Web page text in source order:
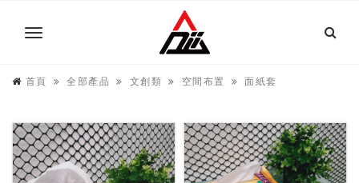
首頁 全部產品 文創類 空間布置 面紙套